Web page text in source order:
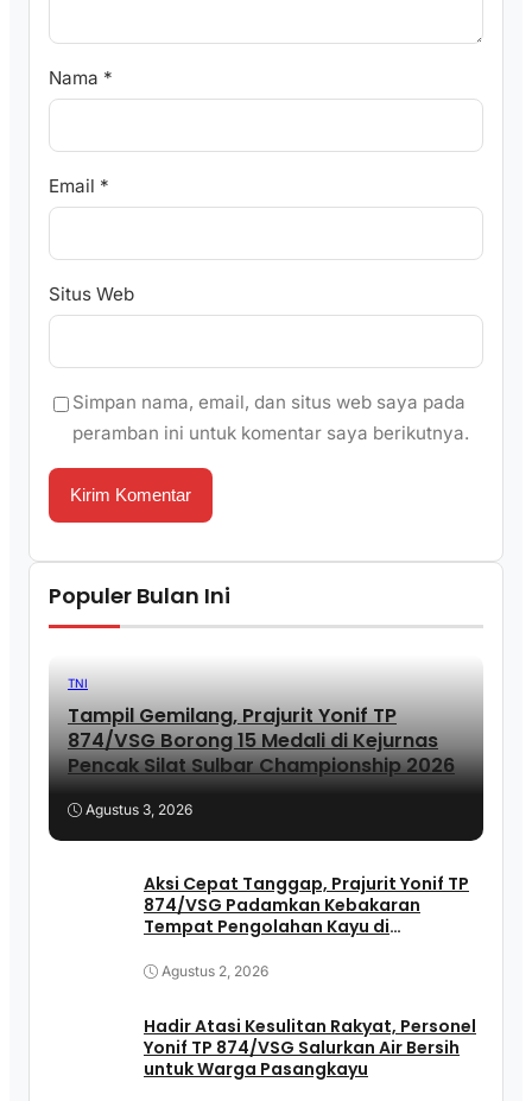
Nama *
Email *
Situs Web
Simpan nama, email, dan situs web saya pada
peramban ini untuk komentar saya berikutnya.
Populer Bulan Ini
TNI
Tampil Gemilang, Prajurit Yonif TP
874/VSG Borong 15 Medali di Kejurnas
Pencak Silat Sulbar Championship 2026
Agustus 3, 2026
Aksi Cepat Tanggap, Prajurit Yonif TP
874/VSG Padamkan Kebakaran
Tempat Pengolahan Kayu di
Agustus 2, 2026
Hadir Atasi Kesulitan Rakyat, Personel
Yonif TP 874/VSG Salurkan Air Bersih
untuk Warga Pasangkayu